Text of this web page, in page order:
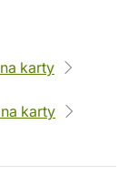
karty
karty